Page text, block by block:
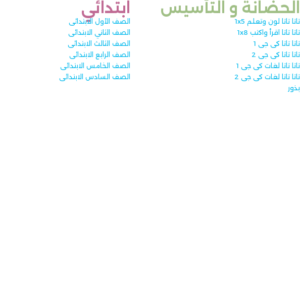
الحضانة و التأسيس ​
تاتا تاتا لون وتعلم 1x5
تاتا تاتا اقرأ واكتب 1x8
تاتا تاتا كى جى 1
تاتا تاتا كى جى 2
تاتا تاتا لغات كى جى 1
تاتا تاتا لغات كى جى 2
بذور
ابتدائي
الصف الأول الابتدائى
الصف الثاني الابتدائى
الصف الثالث الابتدائى
الصف الرابع الابتدائى
الصف الخامس الابتدائى
الصف السادس الابتدائى